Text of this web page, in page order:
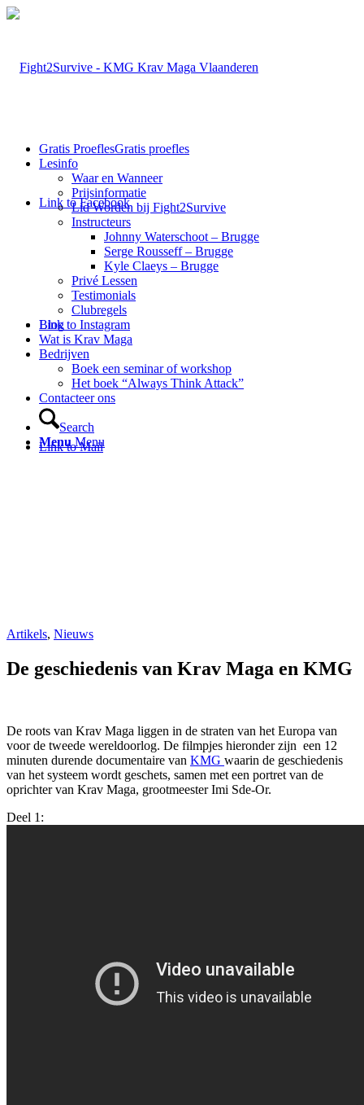
Link to Facebook
Link to Instagram
Link to Mail
Gratis ProeflesGratis proefles
Lesinfo
Waar en Wanneer
Prijsinformatie
Lid Worden bij Fight2Survive
Instructeurs
Johnny Waterschoot – Brugge
Serge Rousseff – Brugge
Kyle Claeys – Brugge
Privé Lessen
Testimonials
Clubregels
Blog
Wat is Krav Maga
Bedrijven
Boek een seminar of workshop
Het boek “Always Think Attack”
Contacteer ons
Search
Menu Menu
Artikels, Nieuws
De geschiedenis van Krav Maga en KMG
De roots van Krav Maga liggen in de straten van het Europa van
voor de tweede wereldoorlog. De filmpjes hieronder zijn een 12
minuten durende documentaire van KMG waarin de geschiedenis
van het systeem wordt geschets, samen met een portret van de
oprichter van Krav Maga, grootmeester Imi Sde-Or.
Deel 1: